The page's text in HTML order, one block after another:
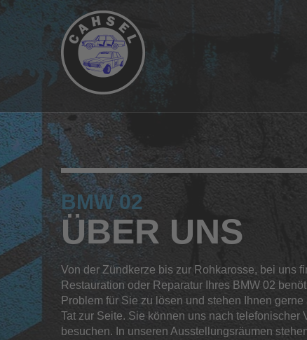
BMW 02
ÜBER UNS
Von der Zündkerze bis zur Rohkarosse, bei uns
Restauration oder Reparatur Ihres BMW 02
Problem für Sie zu lösen und stehen Ihnen
Tat zur Seite. Sie können uns nach telefonischer
besuchen. In unseren Ausstellungsräumen